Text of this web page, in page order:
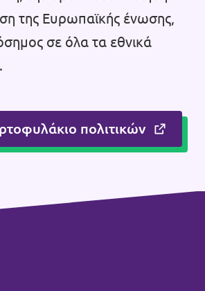
της Ευρωπαϊκής ένωσης,
σε όλα τα εθνικά
πολιτικών